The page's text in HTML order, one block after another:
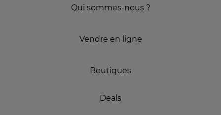
Qui sommes-nous ?
Vendre en ligne
Boutiques
Deals